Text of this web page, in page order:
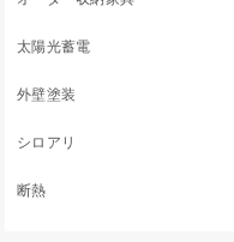
太陽光蓄電
外壁塗装
シロアリ
断熱